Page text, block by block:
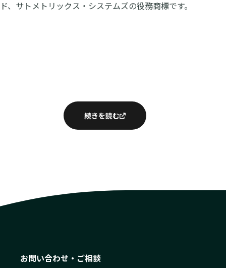
ド、サトメトリックス・システムズの役務商標です。
続きを読む
お問い合わせ・ご相談